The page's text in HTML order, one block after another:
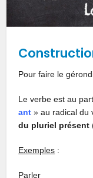
Pour faire le
Le verbe est au
ant » au radical du
du pluriel présent
Exemples :
Parler